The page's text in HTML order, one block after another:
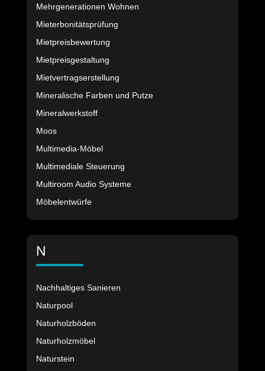
Mehrgenerationen Wohnen
Mieterbonitätsprüfung
Mietpreisbewertung
Mietpreisgestaltung
Mietvertragserstellung
Mineralische Farben und Putze
Mineralwerkstoff
Moos
Multimedia-Möbel
Multimediale Steuerung
Multiroom Audio Systeme
Möbelentwürfe
N
Nachhaltiges Sanieren
Naturpool
Naturholzböden
Naturholzmöbel
Naturstein